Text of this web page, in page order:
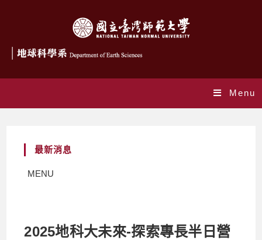
Menu
最新消息
MENU
2025地科大未來-探索專長半日營